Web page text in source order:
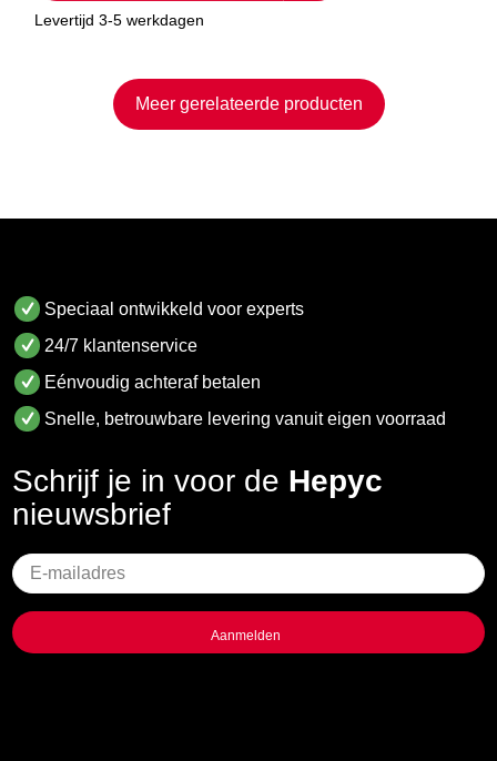
Levertijd 3-5 werkdagen
Meer gerelateerde producten
Speciaal ontwikkeld voor experts
24/7 klantenservice
Eénvoudig achteraf betalen
Snelle, betrouwbare levering vanuit eigen voorraad
Schrijf je in voor de Hepyc
nieuwsbrief
Geen
titel